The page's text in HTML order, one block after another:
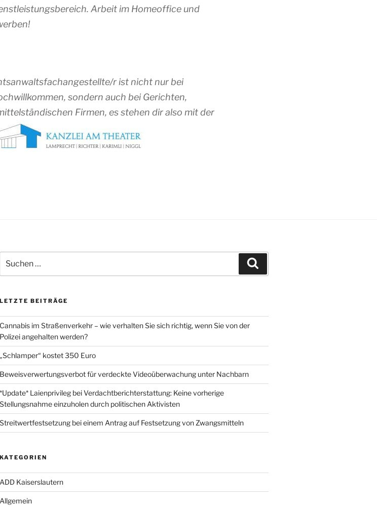
Arbeit im Homeoffice und
r ist nicht nur bei
sondern auch bei Gerichten,
Firmen, es stehen dir also mit der
nach:
LETZTE BEITRÄGE
Cannabis im Straßenverkehr – wie verhalten Sie sich richtig, wenn Sie von der
Polizei angehalten werden?
„Schlamper“ kostet 350 Euro
Beweisverwertungsverbot für verdeckte Videoüberwachung unter Nachbarn
*Update* Laienprivileg bei Verdachtberichterstattung: Keine vorherige
Stellungsnahme einzuholen durch politischen Aktivisten
Streitwertfestsetzung bei einem Antrag auf Festsetzung von Zwangsmitteln
KATEGORIEN
ADD Kaiserslautern
Allgemein